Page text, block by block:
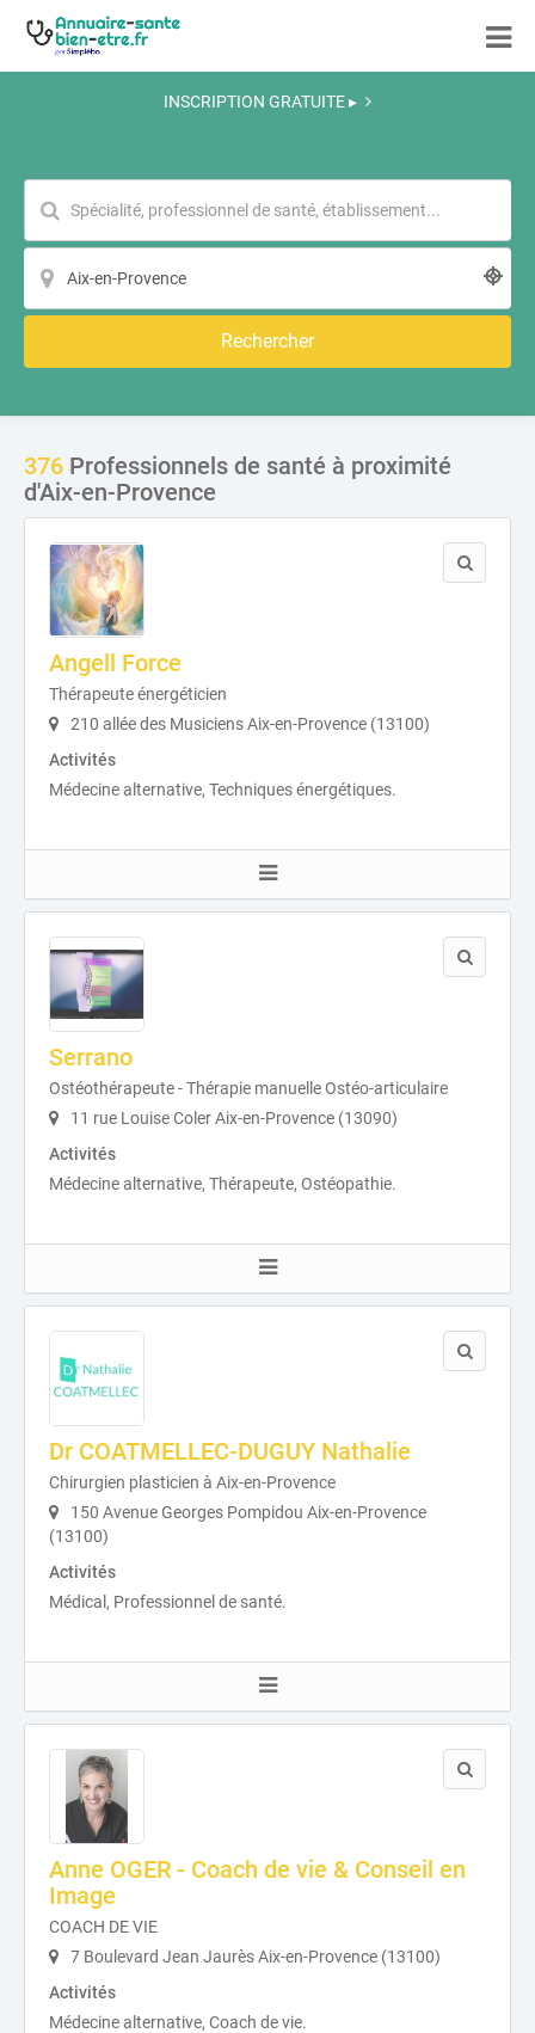
INSCRIPTION GRATUITE ▸
Rechercher
376 Professionnels de santé à proximité
d'Aix-en-Provence
Angell Force
Thérapeute énergéticien
210 allée des Musiciens Aix-en-Provence (13100)
Activités
Médecine alternative, Techniques énergétiques.
Serrano
Ostéothérapeute - Thérapie manuelle Ostéo-articulaire
11 rue Louise Coler Aix-en-Provence (13090)
Activités
Médecine alternative, Thérapeute, Ostéopathie.
Dr COATMELLEC-DUGUY Nathalie
Chirurgien plasticien à Aix-en-Provence
150 Avenue Georges Pompidou Aix-en-Provence
(13100)
Activités
Médical, Professionnel de santé.
Anne OGER - Coach de vie & Conseil en
Image
COACH DE VIE
7 Boulevard Jean Jaurès Aix-en-Provence (13100)
Activités
Médecine alternative, Coach de vie.